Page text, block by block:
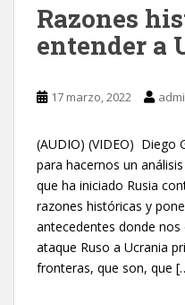
Razones
entender a
17 marzo, 2022
(AUDIO) (VIDEO) Diego
para hacernos un
que ha iniciado Rusia
razones históricas y
antecedentes donde nos
ataque Ruso a Ucrania
fronteras, que son, que